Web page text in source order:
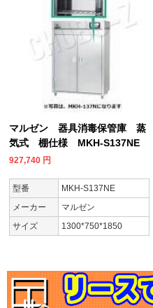
マルゼン 器具消毒保管庫 蒸
気式 棚仕様 MKH-S137NE
927,740 円
型番
MKH-S137NE
メーカー
マルゼン
サイズ
1300*750*1850